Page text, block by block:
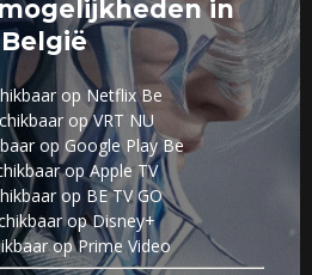
in
België
op Netflix Be
op VRT NU
op Google Play Be
op Apple TV
op BE TV GO
op Disney+
op Prime Video